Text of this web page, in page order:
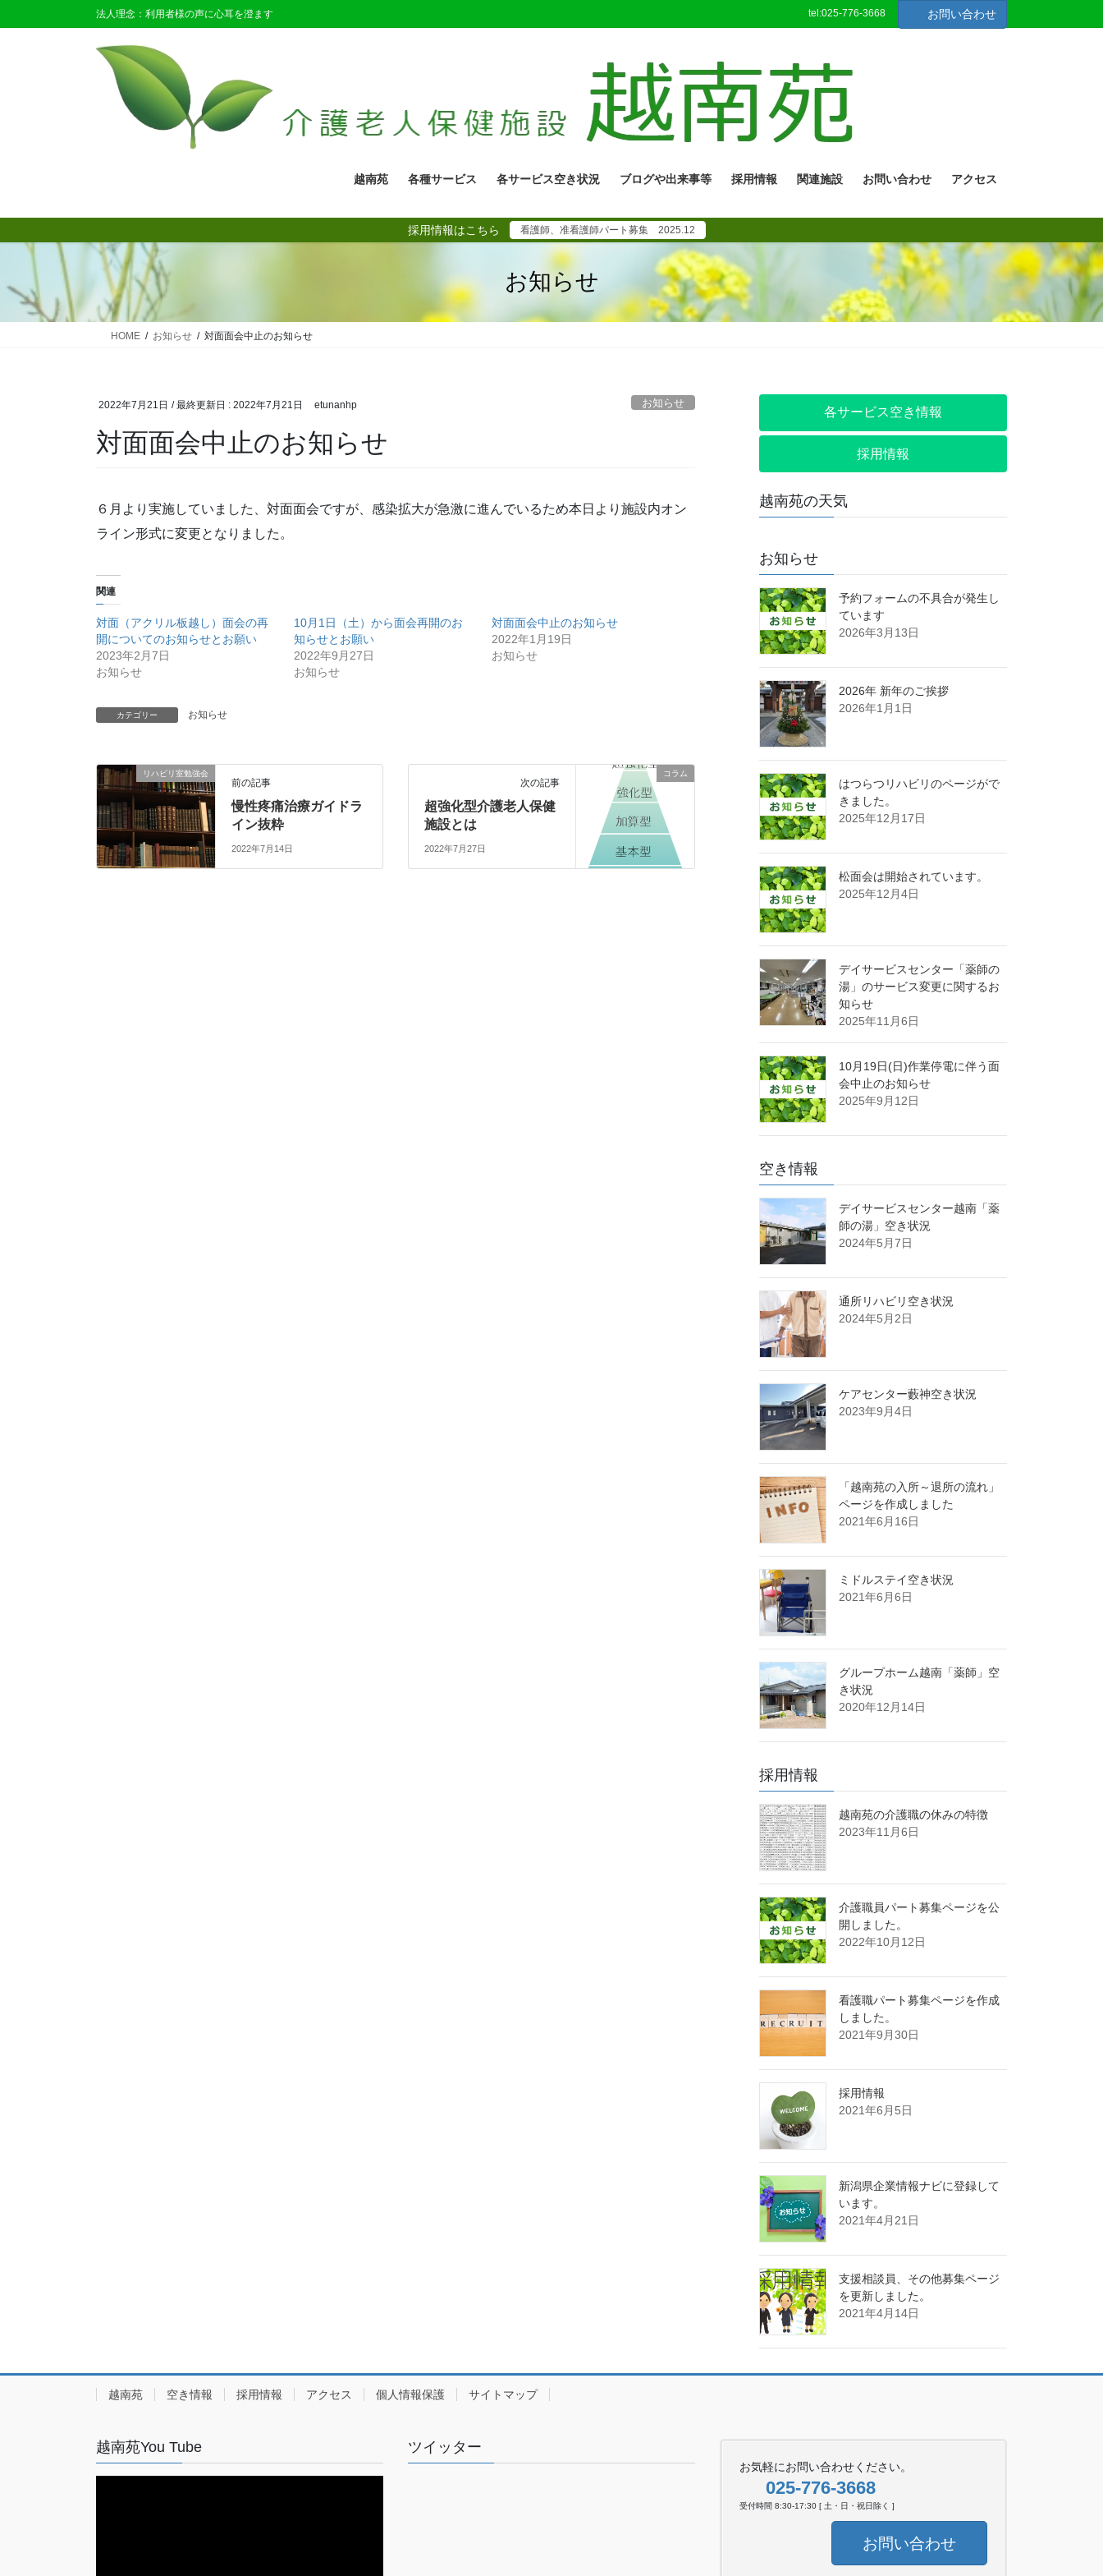
ン
ビ
法人理念：利用者様の声に心耳を澄ます tel:025-776-3668 お問い合わせ
越南苑 各種サービス 各サービス空き状況 ブログや出来事等 採用情報 関連施設 お問い合わせ アクセス
採用情報はこちら 看護師、准看護師パート募集 2025.12
お知らせ
HOME お知らせ 対面面会中止のお知らせ
2022年7月21日 / 最終更新日 : 2022年7月21日 etunanhp お知らせ
対面面会中止のお知らせ
６月より実施していました、対面面会ですが、感染拡大が急激に進んでいるため本日より施設内オン
ライン形式に変更となりました。
関連
対面（アクリル板越し）面会の再
開についてのお知らせとお願い
2023年2月7日
お知らせ
10月1日（土）から面会再開のお
知らせとお願い
2022年9月27日
お知らせ
対面面会中止のお知らせ
2022年1月19日
お知らせ
カテゴリー お知らせ
リハビリ室勉強会
前の記事
慢性疼痛治療ガイドラ
イン抜粋
2022年7月14日
コラム
次の記事
超強化型介護老人保健
施設とは
2022年7月27日
各サービス空き情報
採用情報
越南苑の天気
お知らせ
予約フォームの不具合が発生し
ています
2026年3月13日
2026年 新年のご挨拶
2026年1月1日
はつらつリハビリのページがで
きました。
2025年12月17日
松面会は開始されています。
2025年12月4日
デイサービスセンター「薬師の
湯」のサービス変更に関するお
知らせ
2025年11月6日
10月19日(日)作業停電に伴う面
会中止のお知らせ
2025年9月12日
空き情報
デイサービスセンター越南「薬
師の湯」空き状況
2024年5月7日
通所リハビリ空き状況
2024年5月2日
ケアセンター藪神空き状況
2023年9月4日
「越南苑の入所～退所の流れ」
ページを作成しました
2021年6月16日
ミドルステイ空き状況
2021年6月6日
グループホーム越南「薬師」空
き状況
2020年12月14日
採用情報
越南苑の介護職の休みの特徴
2023年11月6日
介護職員パート募集ページを公
開しました。
2022年10月12日
看護職パート募集ページを作成
しました。
2021年9月30日
採用情報
2021年6月5日
新潟県企業情報ナビに登録して
います。
2021年4月21日
支援相談員、その他募集ページ
を更新しました。
2021年4月14日
越南苑 空き情報 採用情報 アクセス 個人情報保護 サイトマップ
越南苑You Tube ツイッター
お気軽にお問い合わせください。
025-776-3668
受付時間 8:30-17:30 [ 土・日・祝日除く ]
お問い合わせ